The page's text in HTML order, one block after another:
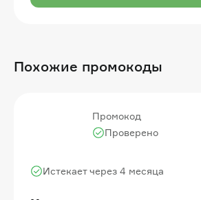
Похожие промокоды
Промокод
Истекает через 4 месяца
Проверено